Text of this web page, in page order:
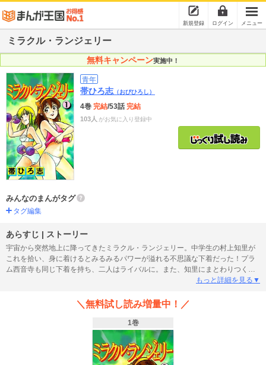
新規登録 ログイン メニュー
ミラクル・ランジェリー
無料キャンペーン実施中！
青年
帯ひろ志 （おびひろし）
4巻 完結/53話完結
103人 がお気に入り登録中
みんなのまんがタグ
タグ編集
あらすじ | ストーリー
宇宙から突然地上に降ってきたミラクル・ランジェリー。中学生の村上知里が
これを拾い、身に着けるとみるみるパワーが溢れる不思議な下着だった！プラ
ム西音寺も同じ下着を持ち、二人はライバルに。また、知里にまとわりつく
もっと詳細を見る▼
＼無料試し読み増量中！／
1巻